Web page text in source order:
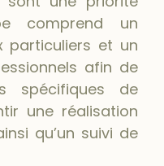
comprend un
particuliers et un
afin de
spécifiques de
une réalisation
qu’un suivi de